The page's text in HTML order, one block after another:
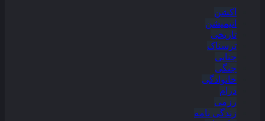
اکشن
انیمیشن
تاریخی
ترسناک
جنایی
جنگی
خانوادگی
درام
رزمی
زندگی نامه